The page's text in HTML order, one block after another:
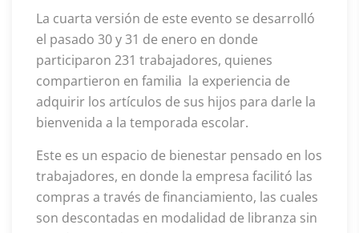
La cuarta versión de este evento se desarrolló
el pasado 30 y 31 de enero en donde
participaron 231 trabajadores, quienes
compartieron en familia la experiencia de
adquirir los artículos de sus hijos para darle la
bienvenida a la temporada escolar.
Este es un espacio de bienestar pensado en los
trabajadores, en donde la empresa facilitó las
compras a través de financiamiento, las cuales
son descontadas en modalidad de libranza sin